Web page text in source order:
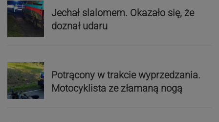
Jechał slalomem. Okazało się, że
doznał udaru
Potrącony w trakcie wyprzedzania.
Motocyklista ze złamaną nogą